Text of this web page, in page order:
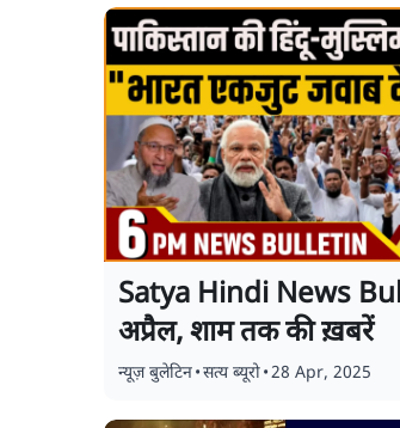
Satya Hindi News
अप्रैल, शाम तक की ख़बरें
न्यूज़ बुलेटिन•सत्य ब्यूरो•28 Apr, 2025